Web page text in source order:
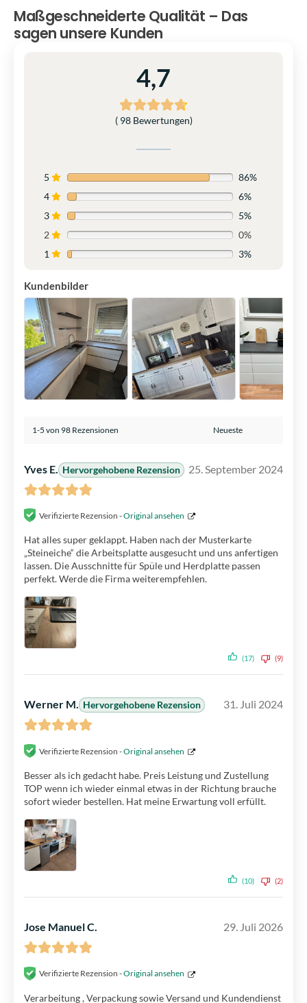
Maßgeschneiderte Qualität – Das
sagen unsere Kunden
4,7
( 98 Bewertungen)
5
86%
4
6%
3
5%
2
0%
1
3%
Kundenbilder
1-5 von 98 Rezensionen
Yves E. Hervorgehobene Rezension 25. September 2024
Verifizierte Rezension -Original ansehen
Hat alles super geklappt. Haben nach der Musterkarte
„Steineiche“ die Arbeitsplatte ausgesucht und uns anfertigen
lassen. Die Ausschnitte für Spüle und Herdplatte passen
perfekt. Werde die Firma weiterempfehlen.
(17) (9)
Werner M. Hervorgehobene Rezension 31. Juli 2024
Verifizierte Rezension -Original ansehen
Besser als ich gedacht habe. Preis Leistung und Zustellung
TOP wenn ich wieder einmal etwas in der Richtung brauche
sofort wieder bestellen. Hat meine Erwartung voll erfüllt.
(10) (2)
Jose Manuel C. 29. Juli 2026
Verifizierte Rezension -Original ansehen
Verarbeitung , Verpackung sowie Versand und Kundendienst